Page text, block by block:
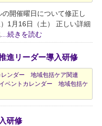
の開催曜日について修正し
1月16日（土） 正しい詳細
…続きを読む
進リーダー導入研修
レンダー 地域包括ケア関連
イベントカレンダー 地域包括ケ
研修